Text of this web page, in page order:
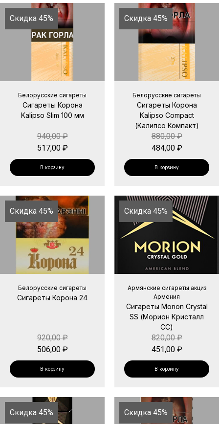
Скидка 45%
Белорусские сигареты
Сигареты Корона
Kalipso Slim 100 мм
940,00₽
517,00 ₽
В корзину
Скидка 45%
Белорусские сигареты
Сигареты Корона
Kalipso Compact
(Калипсо Компакт)
880,00₽
484,00 ₽
В корзину
Скидка 45%
Белорусские сигареты
Сигареты Корона 24
920,00₽
506,00 ₽
В корзину
Скидка 45%
Армянские сигареты акциз
Армения
Сигареты Morion Crystal
SS (Морион Кристалл
СС)
820,00₽
451,00 ₽
В корзину
Скидка 45% Скидка 45%